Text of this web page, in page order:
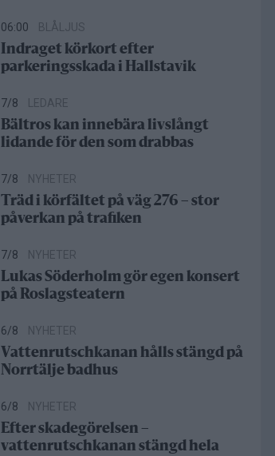
06:00 BLÅLJUS
Indraget körkort efter
parkeringsskada i Hallstavik
7/8 LEDARE
Bältros kan innebära livslångt
lidande för den som drabbas
7/8 NYHETER
Träd i körfältet på väg 276 – stor
påverkan på trafiken
7/8 NYHETER
Lukas Söderholm gör egen konsert
på Roslagsteatern
6/8 NYHETER
Vattenrutschkanan hålls stängd på
Norrtälje badhus
6/8 NYHETER
Efter skadegörelsen –
vattenrutschkanan stängd hela